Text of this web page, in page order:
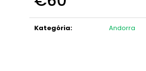
cena:
Kategória: Andorra